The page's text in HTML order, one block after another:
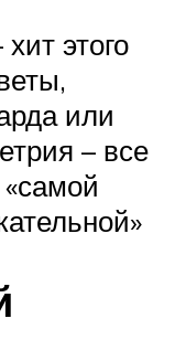
этого
или
– все